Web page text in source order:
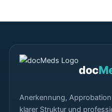
doc
Anerkennung,
klarer Struktur und